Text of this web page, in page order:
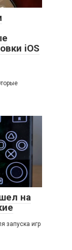
iOS
на
запуска игр